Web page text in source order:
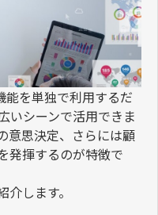
能を単独で利用するだ
いシーンで活用できま
意思決定、さらには顧
発揮するのが特徴で
します。